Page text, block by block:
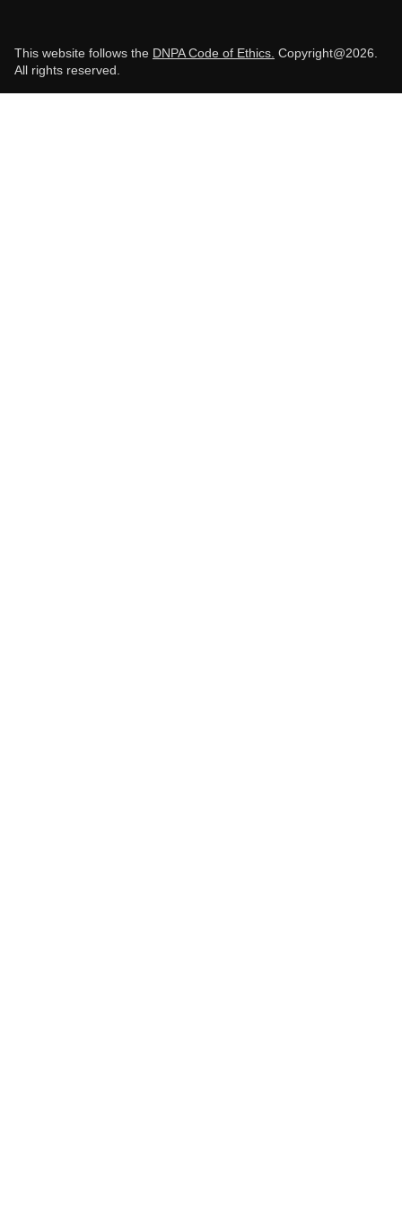
This website follows the DNPA Code of Ethics. Copyright@2026.
All rights reserved.